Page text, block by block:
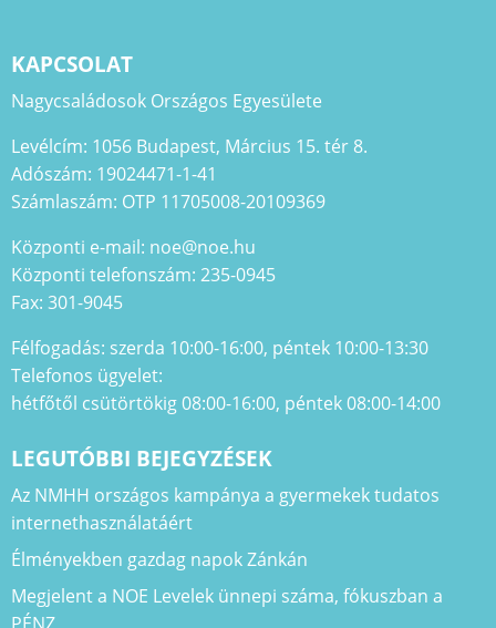
KAPCSOLAT
Nagycsaládosok Országos Egyesülete
Levélcím: 1056 Budapest, Március 15. tér 8.
Adószám: 19024471-1-41
Számlaszám: OTP 11705008-20109369
Központi e-mail: noe@noe.hu
Központi telefonszám: 235-0945
Fax: 301-9045
Félfogadás: szerda 10:00-16:00, péntek 10:00-13:30
Telefonos ügyelet:
hétfőtől csütörtökig 08:00-16:00, péntek 08:00-14:00
LEGUTÓBBI BEJEGYZÉSEK
Az NMHH országos kampánya a gyermekek tudatos
internethasználatáért
Élményekben gazdag napok Zánkán
Megjelent a NOE Levelek ünnepi száma, fókuszban a